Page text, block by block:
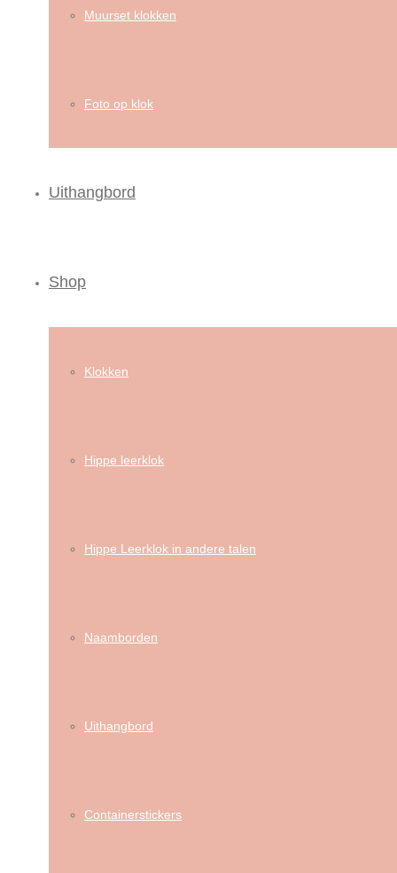
Muurset klokken
Foto op klok
Uithangbord
Shop
Klokken
Hippe leerklok
Hippe Leerklok in andere talen
Naamborden
Uithangbord
Containerstickers